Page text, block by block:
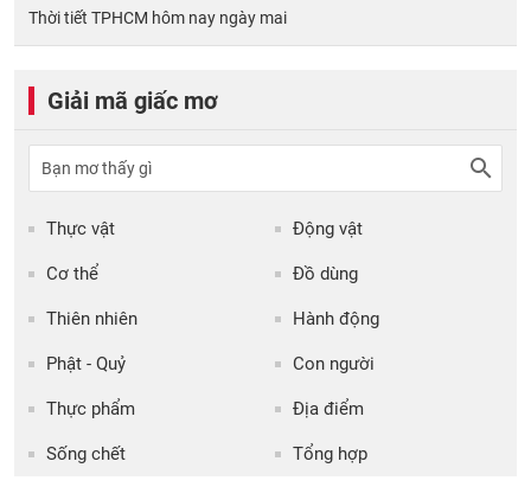
Thời tiết TPHCM hôm nay ngày mai
Giải mã giấc mơ
Thực vật Động vật
Cơ thể Đồ dùng
Thiên nhiên Hành động
Phật - Quỷ Con người
Thực phẩm Địa điểm
Sống chết Tổng hợp